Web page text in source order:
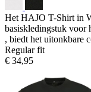
Het HAJO T-Shirt in
basiskledingstuk voor
, biedt het uitonkbare
Regular fit
€ 34,95